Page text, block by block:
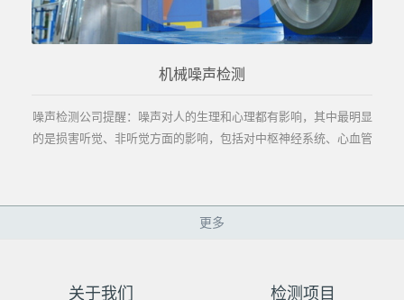
机械噪声检测
噪声检测公司提醒：噪声对人的生理和心理都有影响，其中最明显
的是损害听觉、非听觉方面的影响，包括对中枢神经系统、心血管
更多
关于我们 检测项目